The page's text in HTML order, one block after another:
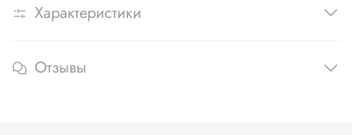
Характеристики
Отзывы